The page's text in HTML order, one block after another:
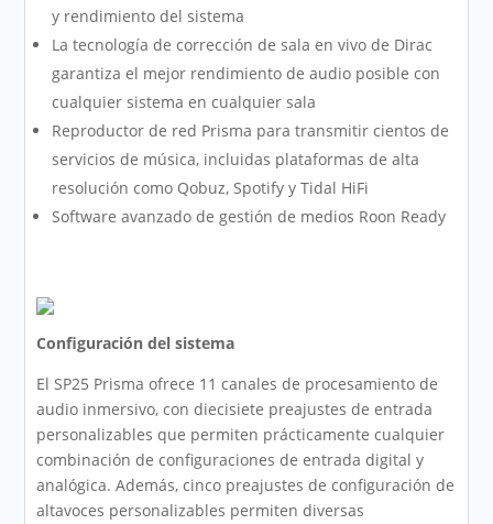
y rendimiento del sistema
La tecnología de corrección de sala en vivo de Dirac
garantiza el mejor rendimiento de audio posible con
cualquier sistema en cualquier sala
Reproductor de red Prisma para transmitir cientos de
servicios de música, incluidas plataformas de alta
resolución como Qobuz, Spotify y Tidal HiFi
Software avanzado de gestión de medios Roon Ready
Configuración del sistema
El SP25 Prisma ofrece 11 canales de procesamiento de
audio inmersivo, con diecisiete preajustes de entrada
personalizables que permiten prácticamente cualquier
combinación de configuraciones de entrada digital y
analógica. Además, cinco preajustes de configuración de
altavoces personalizables permiten diversas